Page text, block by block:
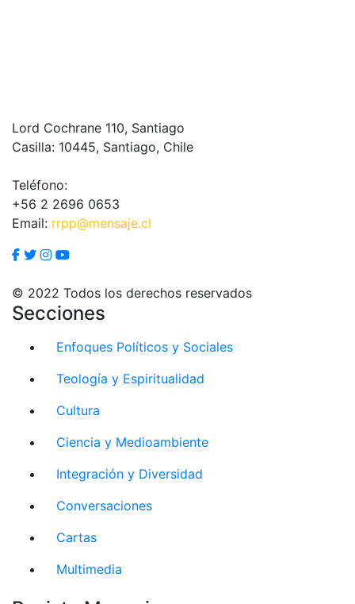
Lord Cochrane 110, Santiago
Casilla: 10445, Santiago, Chile
Teléfono:
+56 2 2696 0653
Email: rrpp@mensaje.cl
© 2022 Todos los derechos reservados
Secciones
Enfoques Políticos y Sociales
Teología y Espiritualidad
Cultura
Ciencia y Medioambiente
Integración y Diversidad
Conversaciones
Cartas
Multimedia